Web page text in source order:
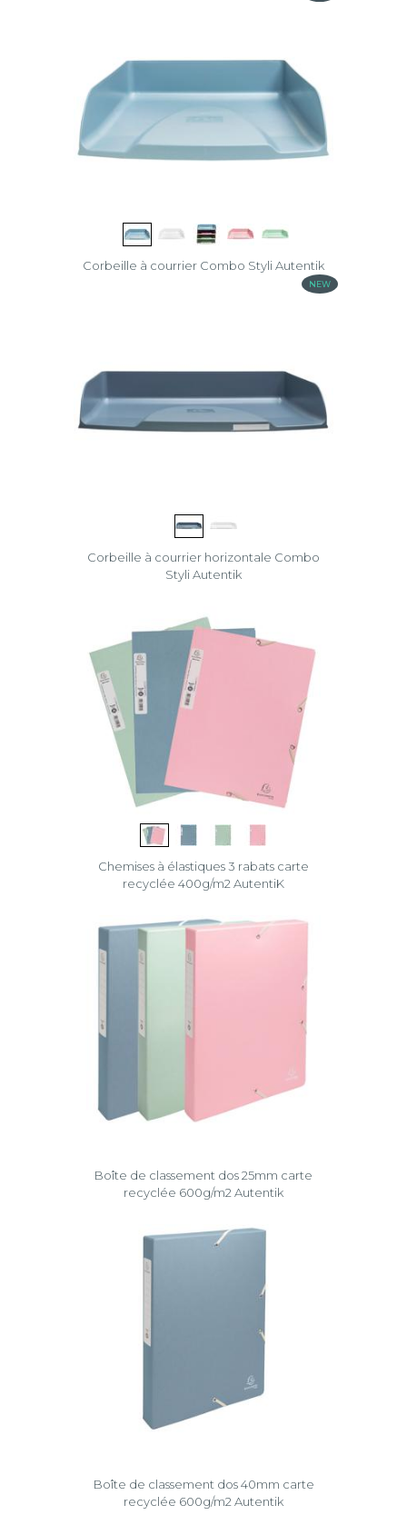
Corbeille à courrier Combo Styli Autentik
NEW
Corbeille à courrier horizontale Combo
Styli Autentik
Chemises à élastiques 3 rabats carte
recyclée 400g/m2 AutentiK
Boîte de classement dos 25mm carte
recyclée 600g/m2 Autentik
Boîte de classement dos 40mm carte
recyclée 600g/m2 Autentik